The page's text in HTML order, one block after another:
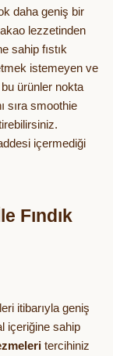
daha geniş bir
lezzetinden
sahip fıstık
istemeyen ve
ürünler nokta
sıra smoothie
içermediği
Fındık
itibarıyla geniş
içeriğine sahip
tercihiniz